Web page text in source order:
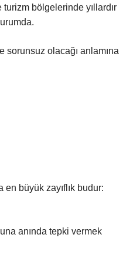
bölgelerinde yıllardır
sorunsuz olacağı anlamına
büyük zayıflık budur:
anında tepki vermek